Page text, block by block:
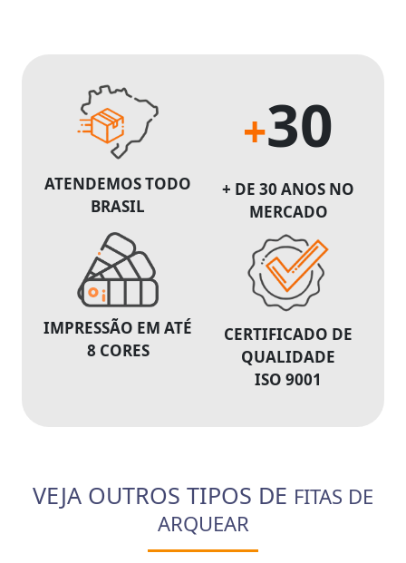
ATENDEMOS TODO
BRASIL
+30
+ DE 30 ANOS NO
MERCADO
IMPRESSÃO EM ATÉ
8 CORES
CERTIFICADO DE
QUALIDADE
ISO 9001
VEJA OUTROS TIPOS DE FITAS DE
ARQUEAR